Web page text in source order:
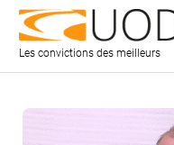
Les convictions des meilleurs